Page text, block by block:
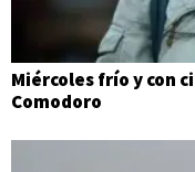
Miércoles frío y con
Comodoro